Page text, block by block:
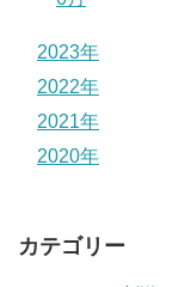
2023年
2022年
2021年
2020年
カテゴリー